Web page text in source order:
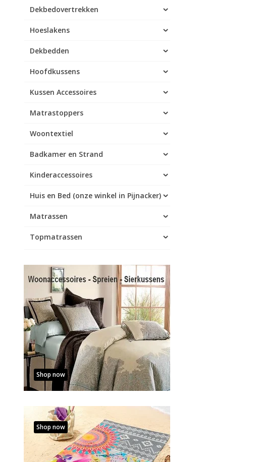
Dekbedovertrekken
Hoeslakens
Dekbedden
Hoofdkussens
Kussen Accessoires
Matrastoppers
Woontextiel
Badkamer en Strand
Kinderaccessoires
Huis en Bed (onze winkel in Pijnacker)
Matrassen
Topmatrassen
Shop now
Shop now